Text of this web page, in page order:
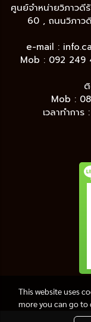
ศูนย์จำหน่ายวิภาว
60 , ถนนวิภาว
e-mail :
Mob : 092
Mob :
เวลาทำกา
This website uses
more you can go to